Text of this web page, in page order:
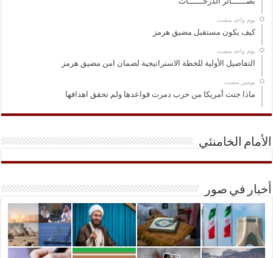
‏يوم واحد مضت
كيف يكون مستقبل مضيق هرمز
‏يوم واحد مضت
التفاصيل الأولية للخطة الاستراتيجية لضمان امن مضيق هرمز
‏يومين مضت
ماذا جنت أمريكا من حرب دمرت قواعدها ولم تحقق اهدافها
الأمام الخامنئي
أخبار في صور